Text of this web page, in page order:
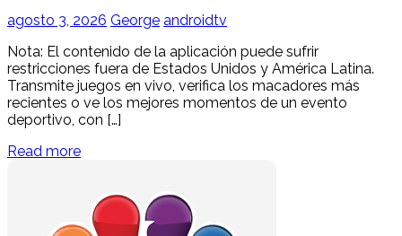
agosto 3, 2026 George androidtv
Nota: El contenido de la aplicación puede sufrir
restricciones fuera de Estados Unidos y América Latina.
Transmite juegos en vivo, verifica los macadores más
recientes o ve los mejores momentos de un evento
deportivo, con […]
Read more